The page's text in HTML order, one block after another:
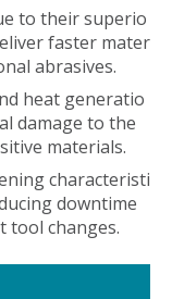
to their superio
faster mater
abrasives.
heat generatio
damage to the
materials.
characteristi
downtime
tool changes.